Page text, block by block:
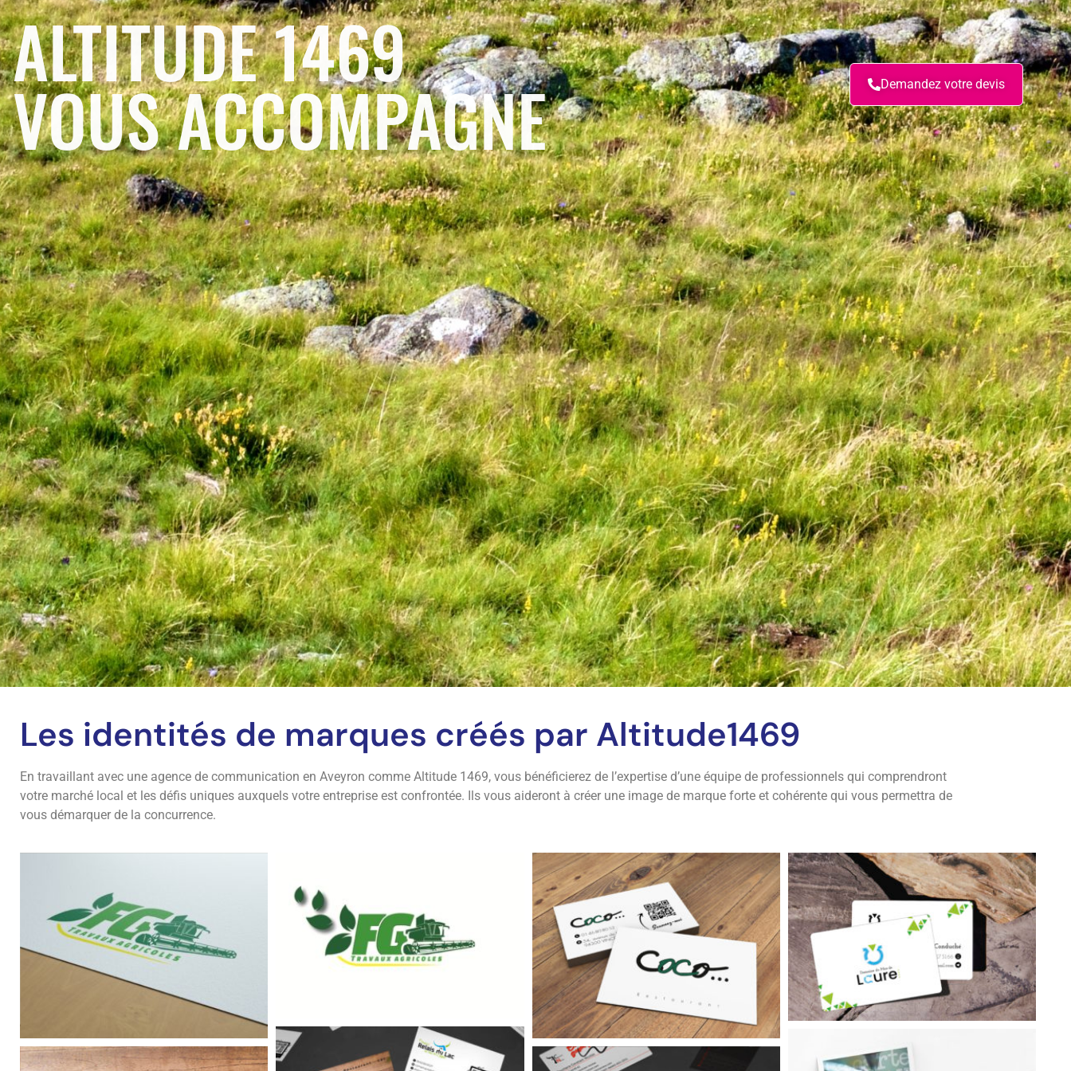
ALTITUDE 1469
VOUS ACCOMPAGNE Demandez votre devis
Les identités de marques créés par Altitude1469
En travaillant avec une agence de communication en Aveyron comme Altitude 1469, vous bénéficierez de l’expertise d’une équipe de professionnels qui comprendront
votre marché local et les défis uniques auxquels votre entreprise est confrontée. Ils vous aideront à créer une image de marque forte et cohérente qui vous permettra de
vous démarquer de la concurrence.